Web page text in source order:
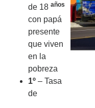
de 18 años
con papá
presente
que viven
en la
pobreza
1º – Tasa
de